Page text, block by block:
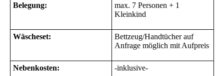
Belegung:
max. 7 Personen + 1
Kleinkind
Wäscheset:
Bettzeug/Handtücher auf
Anfrage möglich mit Aufpreis
Nebenkosten: -inklusive-